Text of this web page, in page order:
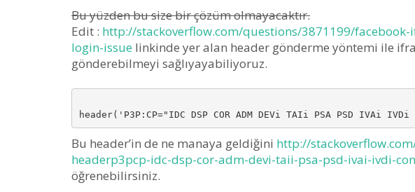
Bu yüzden bu size bir çözüm olmayacaktır.
Edit : http://stackoverflow.com/questions/3871199/
login-issue linkinde yer alan header gönderme yöntemi ile
gönderebilmeyi sağlıyayabiliyoruz.
header('P3P:CP="IDC DSP COR ADM DEVi TAIi PSA PSD IVAi
Bu header’in de ne manaya geldiğini http://
headerp3pcp-idc-dsp-cor-adm-devi-taii-psa-psd-ivai-ivdi-
öğrenebilirsiniz.